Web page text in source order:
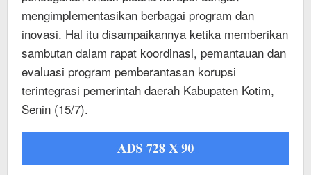
mengimplementasikan berbagai program dan
inovasi. Hal itu disampaikannya ketika memberikan
sambutan dalam rapat koordinasi, pemantauan dan
evaluasi program pemberantasan korupsi
terintegrasi pemerintah daerah Kabupaten Kotim,
Senin (15/7).